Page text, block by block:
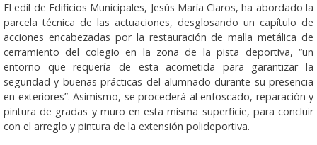
El edil de Edificios Municipales, Jesús María Claros, ha abordado la
parcela técnica de las actuaciones, desglosando un capítulo de
acciones encabezadas por la restauración de malla metálica de
cerramiento del colegio en la zona de la pista deportiva, “un
entorno que requería de esta acometida para garantizar la
seguridad y buenas prácticas del alumnado durante su presencia
en exteriores”. Asimismo, se procederá al enfoscado, reparación y
pintura de gradas y muro en esta misma superficie, para concluir
con el arreglo y pintura de la extensión polideportiva.